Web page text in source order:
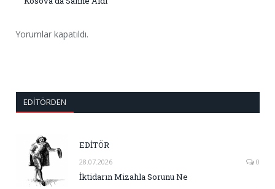
Yorumlar kapatıldı.
EDITÖRDEN
EDİTÖR
28.07.2026 0
İktidarın Mizahla Sorunu Ne